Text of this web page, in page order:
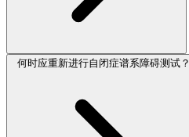
何时应重新进行自闭症谱系障碍测试？